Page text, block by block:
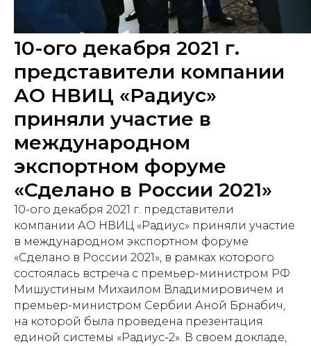
10-ого декабря 2021 г.
представители компании
АО НВИЦ «Радиус»
приняли участие в
международном
экспортном форуме
«Сделано в России 2021»
10-ого декабря 2021 г. представители
компании АО НВИЦ «Радиус» приняли участие
в международном экспортном форуме
«Сделано в России 2021», в рамках которого
состоялась встреча с премьер-министром РФ
Мишустиным Михаилом Владимировичем и
премьер-министром Сербии Аной Брнабич,
на которой была проведена презентация
единой системы «Радиус-2». В своем докладе,